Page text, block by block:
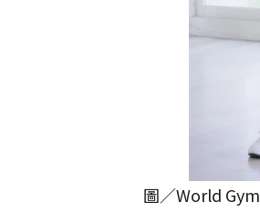
圖／World